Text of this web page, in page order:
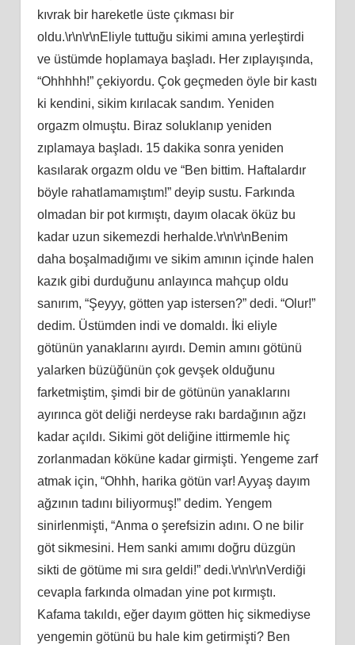
kıvrak bir hareketle üste çıkması bir
oldu.\r\n\r\nEliyle tuttuğu sikimi amına yerleştirdi
ve üstümde hoplamaya başladı. Her zıplayışında,
“Ohhhhh!” çekiyordu. Çok geçmeden öyle bir kastı
ki kendini, sikim kırılacak sandım. Yeniden
orgazm olmuştu. Biraz soluklanıp yeniden
zıplamaya başladı. 15 dakika sonra yeniden
kasılarak orgazm oldu ve “Ben bittim. Haftalardır
böyle rahatlamamıştım!” deyip sustu. Farkında
olmadan bir pot kırmıştı, dayım olacak öküz bu
kadar uzun sikemezdi herhalde.\r\n\r\nBenim
daha boşalmadığımı ve sikim amının içinde halen
kazık gibi durduğunu anlayınca mahçup oldu
sanırım, “Şeyyy, götten yap istersen?” dedi. “Olur!”
dedim. Üstümden indi ve domaldı. İki eliyle
götünün yanaklarını ayırdı. Demin amını götünü
yalarken büzüğünün çok gevşek olduğunu
farketmiştim, şimdi bir de götünün yanaklarını
ayırınca göt deliği nerdeyse rakı bardağının ağzı
kadar açıldı. Sikimi göt deliğine ittirmemle hiç
zorlanmadan köküne kadar girmişti. Yengeme zarf
atmak için, “Ohhh, harika götün var! Ayyaş dayım
ağzının tadını biliyormuş!” dedim. Yengem
sinirlenmişti, “Anma o şerefsizin adını. O ne bilir
göt sikmesini. Hem sanki amımı doğru düzgün
sikti de götüme mi sıra geldi!” dedi.\r\n\r\nVerdiği
cevapla farkında olmadan yine pot kırmıştı.
Kafama takıldı, eğer dayım götten hiç sikmediyse
yengemin götünü bu hale kim getirmişti? Ben